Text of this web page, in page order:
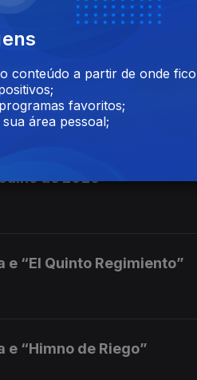
e “Lied der Internationalen
e “Marcha del Quinto
de 2026
e “El Quinto Regimiento”
e “Himno de Riego”
conteúdo a partir de onde
favoritos;
área pessoal;